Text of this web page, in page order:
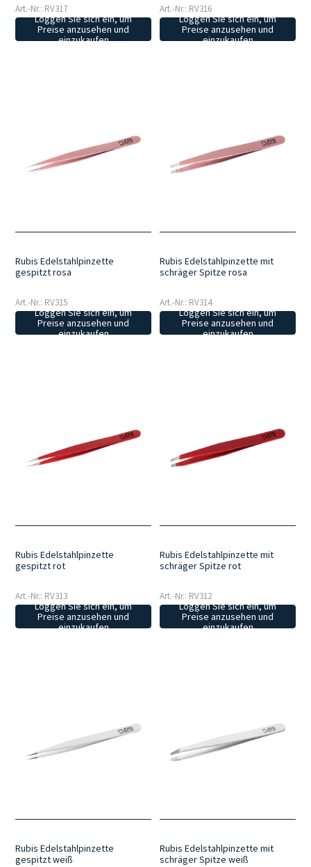
Art.-Nr.: RV317
Loggen Sie sich ein, um
Preise anzusehen und
einzukaufen
Art.-Nr.: RV316
Loggen Sie sich ein, um
Preise anzusehen und
einzukaufen
Rubis Edelstahlpinzette
gespitzt rosa
Art.-Nr.: RV315
Loggen Sie sich ein, um
Preise anzusehen und
einzukaufen
Rubis Edelstahlpinzette mit
schräger Spitze rosa
Art.-Nr.: RV314
Loggen Sie sich ein, um
Preise anzusehen und
einzukaufen
Rubis Edelstahlpinzette
gespitzt rot
Art.-Nr.: RV313
Loggen Sie sich ein, um
Preise anzusehen und
einzukaufen
Rubis Edelstahlpinzette mit
schräger Spitze rot
Art.-Nr.: RV312
Loggen Sie sich ein, um
Preise anzusehen und
einzukaufen
Rubis Edelstahlpinzette
gespitzt weiß
Rubis Edelstahlpinzette mit
schräger Spitze weiß